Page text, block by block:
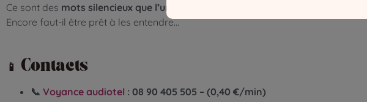
Ce sont des mots silencieux que l’univers murmure
Encore faut-il être prêt à les entendre…
📱 Contacts
📞 Voyance audiotel : 08 90 405 505 – (0,40 €/min)